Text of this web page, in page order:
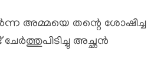
അമ്മയെ തന്റെ ശോഷിച്ച
അച്ഛൻ